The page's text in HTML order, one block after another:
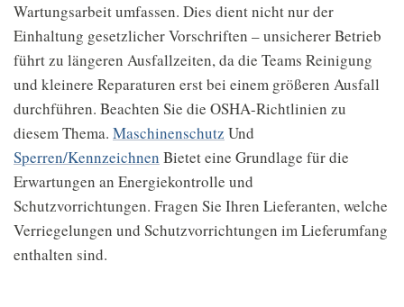
Wartungsarbeit umfassen. Dies dient nicht nur der
Einhaltung gesetzlicher Vorschriften – unsicherer Betrieb
führt zu längeren Ausfallzeiten, da die Teams Reinigung
und kleinere Reparaturen erst bei einem größeren Ausfall
durchführen. Beachten Sie die OSHA-Richtlinien zu
diesem Thema. Maschinenschutz Und
Sperren/Kennzeichnen Bietet eine Grundlage für die
Erwartungen an Energiekontrolle und
Schutzvorrichtungen. Fragen Sie Ihren Lieferanten, welche
Verriegelungen und Schutzvorrichtungen im Lieferumfang
enthalten sind.